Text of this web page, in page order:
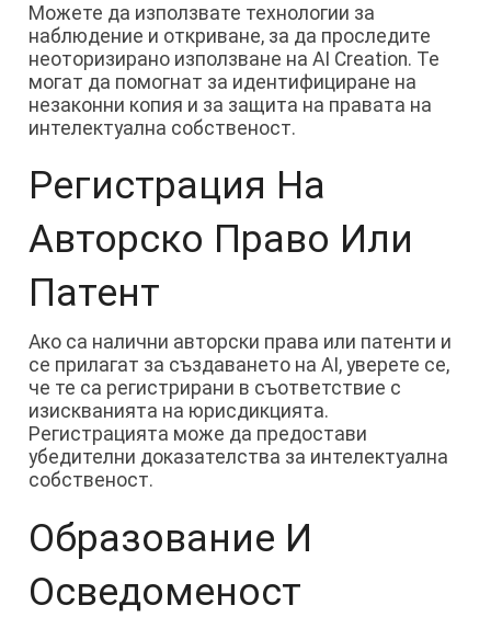
Можете да използвате технологии за
наблюдение и откриване, за да проследите
неоторизирано използване на AI Creation. Те
могат да помогнат за идентифициране на
незаконни копия и за защита на правата на
интелектуална собственост.
Регистрация На
Авторско Право Или
Патент
Ако са налични авторски права или патенти и
се прилагат за създаването на AI, уверете се,
че те са регистрирани в съответствие с
изискванията на юрисдикцията.
Регистрацията може да предостави
убедителни доказателства за интелектуална
собственост.
Образование И
Осведоменост